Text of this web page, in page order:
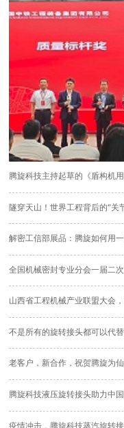
腾旋科技主持起草的《盾构机
隧穿天山！世界工程背后的“关
解密工信部展品：腾旋如何用
全国机械密封专业分会一届二
山西省工程机械产业联盟大会
不是所有的旋转接头都可以代
老客户，新合作，祝贺腾旋为
腾旋科技液压旋转接头助力中
疫情冲击，腾旋科技蒸汽旋转